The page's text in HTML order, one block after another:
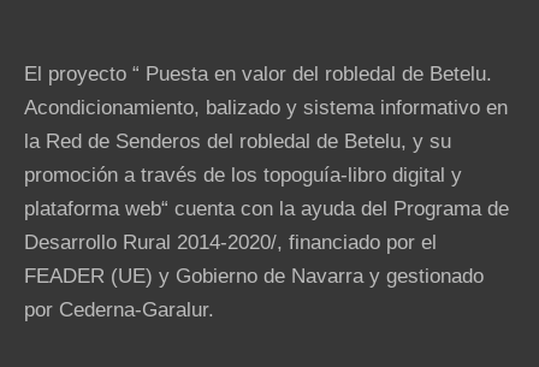
El proyecto “ Puesta en valor del robledal de Betelu.
Acondicionamiento, balizado y sistema informativo en
la Red de Senderos del robledal de Betelu, y su
promoción a través de los topoguía-libro digital y
plataforma web“ cuenta con la ayuda del Programa de
Desarrollo Rural 2014-2020/, financiado por el
FEADER (UE) y Gobierno de Navarra y gestionado
por Cederna-Garalur.